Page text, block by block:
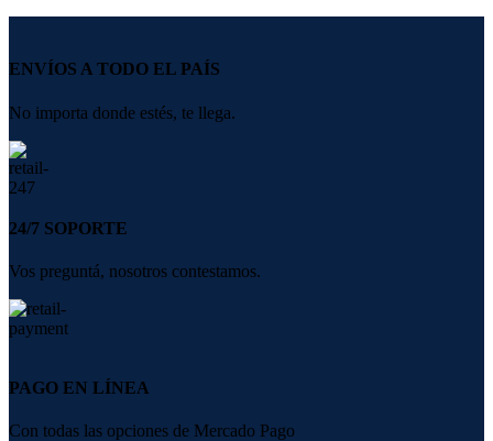
ENVÍOS A TODO EL PAÍS
No importa donde estés, te llega.
24/7 SOPORTE
Vos preguntá, nosotros contestamos.
PAGO EN LÍNEA
Con todas las opciones de Mercado Pago